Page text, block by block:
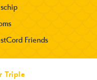
Friends
Triple